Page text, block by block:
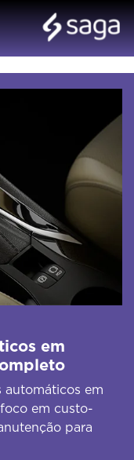
em
automáticos em
em custo-
para